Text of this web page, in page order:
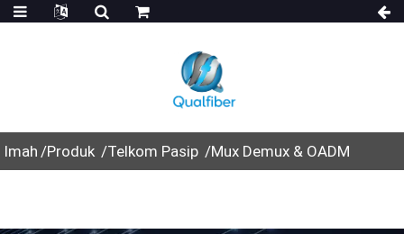
Imah Produk Telkom Pasip Mux Demux & OADM